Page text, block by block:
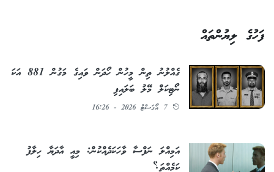
ފަހުގެ ލިޔުންތައް
ގެއްލުނު ތިން މީހުން ހޯދަން ވައިގެ މަގުން 881 އަކަ
ނޯޓިކަލް މޭލު ބަލައިފި
7 އޯގަސްޓު 2026 - 16:26
އަމިއްލަ ނަފްސާ ވާހަކަދެއްކުން: މިއީ އާދަޔާ ހިލާފު